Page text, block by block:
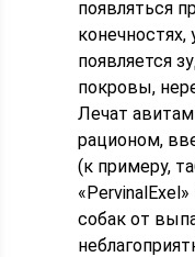
появляться
появляется
покровы,
Лечат
рационом,
(к примеру,
собак от